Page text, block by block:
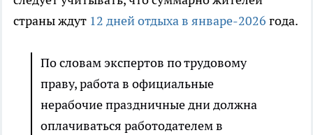
страны ждут 12 дней отдыха в январе-2026 года.
По словам экспертов по трудовому
праву, работа в официальные
нерабочие праздничные дни должна
оплачиваться работодателем в